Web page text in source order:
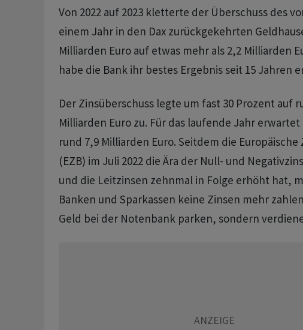
Von 2022 auf 2023 kletterte der Überschuss des
einem Jahr in den Dax zurückgekehrten
Milliarden Euro auf etwas mehr als 2,2 Milliarden
habe die Bank ihr bestes Ergebnis seit 15 Jahren
Der Zinsüberschuss legte um fast 30 Prozent auf
Milliarden Euro zu. Für das laufende Jahr
rund 7,9 Milliarden Euro. Seitdem die
(EZB) im Juli 2022 die Ära der Null- und
und die Leitzinsen zehnmal in Folge erhöht hat,
Banken und Sparkassen keine Zinsen mehr
Geld bei der Notenbank parken, sondern